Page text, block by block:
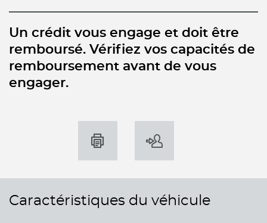
Un crédit vous engage et doit être
remboursé. Vérifiez vos capacités de
remboursement avant de vous
engager.
Caractéristiques du véhicule